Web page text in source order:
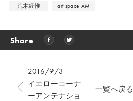
荒木経惟 art space AM
Share
2016/9/3
イエローコーナ
ーアンテナショ
一覧へ戻る